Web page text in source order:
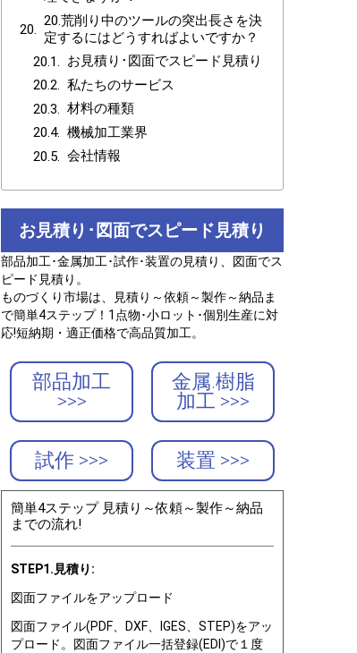
20.荒削り中のツールの突出長さを決
定するにはどうすればよいですか？
お見積り･図面でスピード見積り
私たちのサービス
材料の種類
機械加工業界
会社情報
お見積り･図面でスピード見積り
部品加工･金属加工･試作･装置の見積り、図面でス
ピード見積り。
ものづくり市場は、見積り～依頼～製作～納品ま
で簡単4ステップ！1点物･小ロット･個別生産に対
応!短納期・適正価格で高品質加工。
部品加工
>>>
金属.樹脂
加工 >>>
試作 >>> 装置 >>>
簡単4ステップ 見積り～依頼～製作～納品
までの流れ!
STEP1.見積り:
図面ファイルをアップロード
図面ファイル(PDF、DXF、IGES、STEP)をアッ
プロード。図面ファイル一括登録(EDI)で１度